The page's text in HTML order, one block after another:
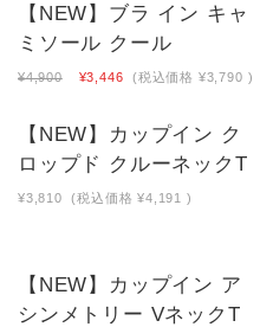
【NEW】ブラ イン キャ
ミソール クール
¥4,900 ¥3,446 (税込価格 ¥3,790 )
【NEW】カップイン ク
ロップド クルーネックT
¥3,810 (税込価格 ¥4,191 )
【NEW】カップイン ア
シンメトリー VネックT